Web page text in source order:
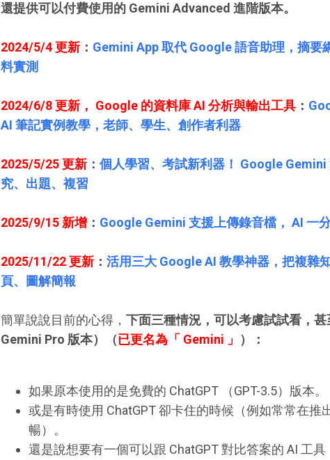
還提供可以付費使用的 Gemini Advanced 進階版本。
2024/5/4 更新 ： Gemini App 取代 Google 語音助理，摘要
料實測
2024/6/8 更新， Google 的資料庫 AI 分析與輸出工具 ：
AI 筆記實例教學，老師、學生、創作者利器
2025/5/25 更新 ： 個人學習、考試新利器！ Google
究、出題、複習
2025/9/15 新增 ： Google Gemini 支援上傳錄音檔， AI 一
2025/11/22 更新 ： 活用三大 Google AI 教學神器，把複雜
頁、圖解簡報
簡單說說目前的心得， 下面三種情況，可以考慮試試看，
Gemini Pro 版本）（已更名為「 Gemini 」 ）：
如果原本使用的是免費的 ChatGPT （GPT-3.5）版本。
或是有時使用 ChatGPT 卻卡住的時候（例如常常在推
暢）。
還是說想要有一個可以跟 ChatGPT 對比答案的 AI 工